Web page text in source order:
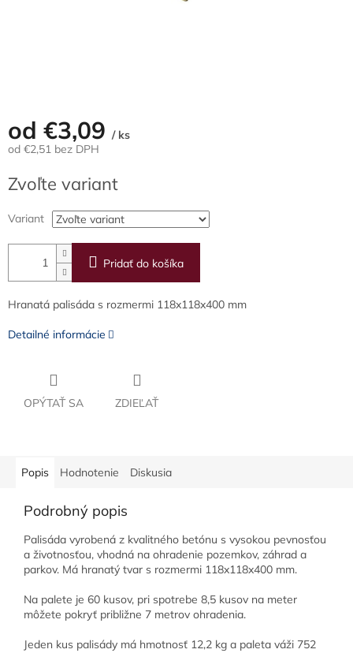
od €3,09 / ks
od €2,51 bez DPH
cena:
Zvoľte variant
Variant
Pridať do košíka
Hranatá palisáda s rozmermi 118x118x400 mm
Detailné informácie
OPÝTAŤ SA ZDIEĽAŤ
Popis Hodnotenie Diskusia
Podrobný popis
Palisáda vyrobená z kvalitného betónu s vysokou pevnosťou
a životnosťou, vhodná na ohradenie pozemkov, záhrad a
parkov. Má hranatý tvar s rozmermi 118x118x400 mm.
Na palete je 60 kusov, pri spotrebe 8,5 kusov na meter
môžete pokryť približne 7 metrov ohradenia.
Jeden kus palisády má hmotnosť 12,2 kg a paleta váži 752